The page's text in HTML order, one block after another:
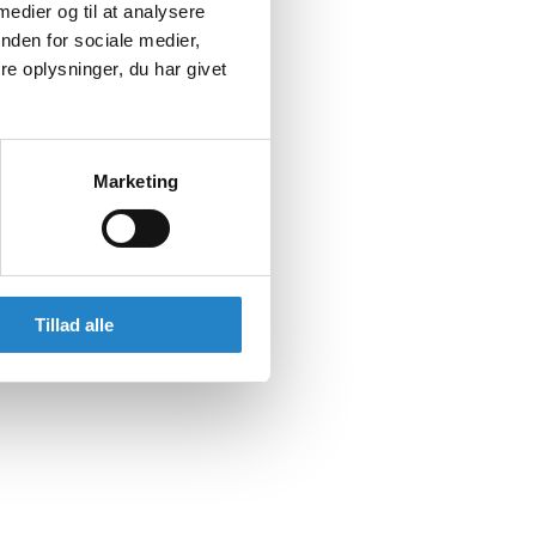
og til at analysere
for sociale medier,
oplysninger, du har givet
Marketing
Tillad alle